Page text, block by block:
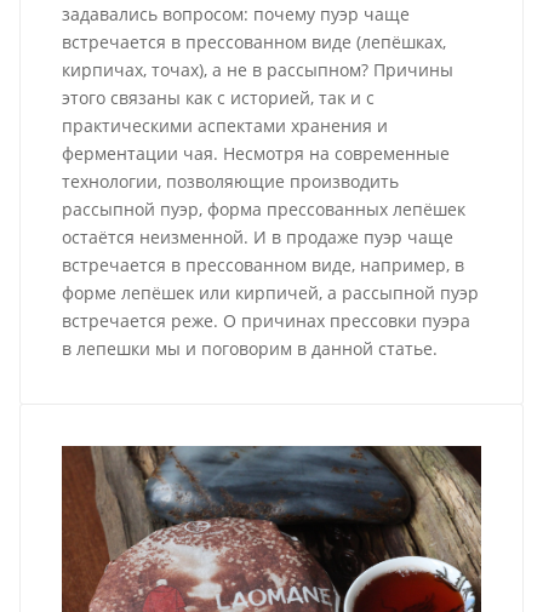
задавались вопросом: почему пуэр чаще
встречается в прессованном виде (лепёшках,
кирпичах, точах), а не в рассыпном? Причины
этого связаны как с историей, так и с
практическими аспектами хранения и
ферментации чая. Несмотря на современные
технологии, позволяющие производить
рассыпной пуэр, форма прессованных лепёшек
остаётся неизменной. И в продаже пуэр чаще
встречается в прессованном виде, например, в
форме лепёшек или кирпичей, а рассыпной пуэр
встречается реже. О причинах прессовки пуэра
в лепешки мы и поговорим в данной статье.